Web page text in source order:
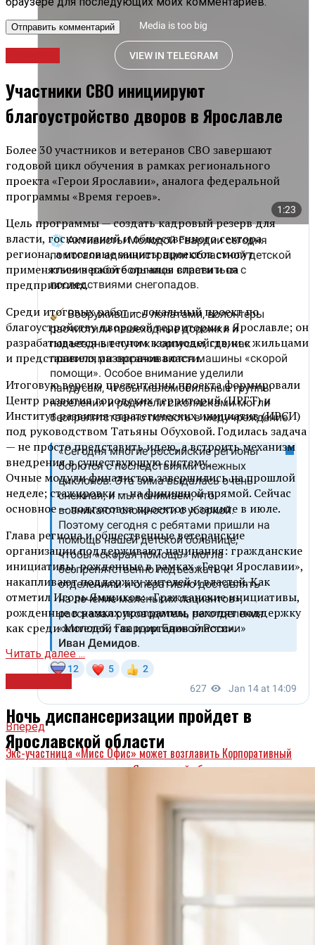
Вперед
Экс-участница «Мисс Офис» может возглавить Корпоративный
университет правительства Ярославской области
Назад
В Ярославле пройдет Кубок чемпионов по фристайлу
Участники СВО инициируют
благоустройство дворов в Ярославле
Более 30 участников и ветеранов СВО завершают
годовой цикл обучения в рамках регионального
проекта «Герои Ярославии», аналога федеральной
программы «Время героев».
Цель программы — создать кадровый резерв для
власти, госкомпаний и общественного сектора
региона, а итоговые защиты проектов смогут
применяться в работе органов власти и на
предприятиях.
Среди итоговых работ — локальный проект по
благоустройству дворовой территории в Ярославле; он
разрабатывается в тесном взаимодействии с жильцами
и представителями органов власти.
Итоговую версию презентации проекта формировали
Центр развития городских территорий (ЦРГТ) и
Институт развития стратегических инициатив (ИРСИ)
под руководством Татьяны Обуховой. Годилась задача
— не просто представить идею, а встроить механизм
внедрения в существующую систему.
Очные модули финалистов завершились на прошлой
неделе; стажировки — на финишной прямой. Сейчас
основное — подготовка проектов к защите в июле.
Глава региона и общественные ветеранские
организации поддерживают начинания: гражданские
инициативы, рожденные в рамках «Герои Ярославии»,
накапливают поддержку жителей и властей. Как
отметил Игорь Ямщиков: «Гражданские инициативы,
рожденные в рамках программы, находят поддержку
как среди жителей, так и органов власти».
Читать далее ...
Ночь диспансеризации пройдет в
Ярославской области